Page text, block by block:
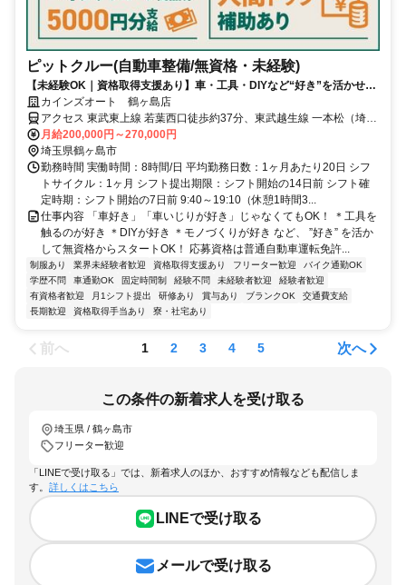
ピットクルー(自動車整備/無資格・未経験)
【未経験OK｜資格取得支援あり】車・工具・DIYなど“好き”を活かせ
る！《年間休日115日／残業代1分単位／月残業10h未満》
カインズオート 鶴ヶ島店
アクセス 東武東上線 若葉西口徒歩約37分、東武越生線 一本松（埼玉
県）徒歩約38分、ＪＲ川越線/ＪＲ八高線 笠幡徒歩約41分 若葉駅から
車で９分
月給200,000円～270,000円
埼玉県鶴ヶ島市
勤務時間 実働時間：8時間/日 平均勤務日数：1ヶ月あたり20日 シフ
トサイクル：1ヶ月 シフト提出期限：シフト開始の14日前 シフト確
定時期：シフト開始の7日前 9:40～19:10（休憩1時間3...
仕事内容 「車好き」「車いじりが好き」じゃなくてもOK！ ＊工具を
触るのが好き ＊DIYが好き ＊モノづくりが好き など、 ”好き” を活か
して無資格からスタートOK！ 応募資格は普通自動車運転免許...
制服あり 業界未経験者歓迎 資格取得支援あり フリーター歓迎
バイク通勤OK
学歴不問
車通勤OK 固定時間制 経験不問 未経験者歓迎
経験者歓迎
有資格者歓迎
月1シフト提出 研修あり 賞与あり ブランクOK
交通費支給
長期歓迎
資格取得手当あり 寮・社宅あり
前へ 1 2 3 4 5 次へ
この条件の新着求人を受け取る
埼玉県 / 鶴ヶ島市
フリーター歓迎
「LINEで受け取る」では、新着求人のほか、おすすめ情報なども配信しま
す。 詳しくはこちら
LINEで受け取る
メールで受け取る